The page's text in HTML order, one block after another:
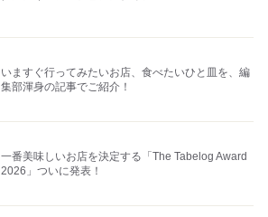
いますぐ行ってみたいお店、食べたいひと皿を、編
集部渾身の記事でご紹介！
一番美味しいお店を決定する「The Tabelog Award
2026」ついに発表！